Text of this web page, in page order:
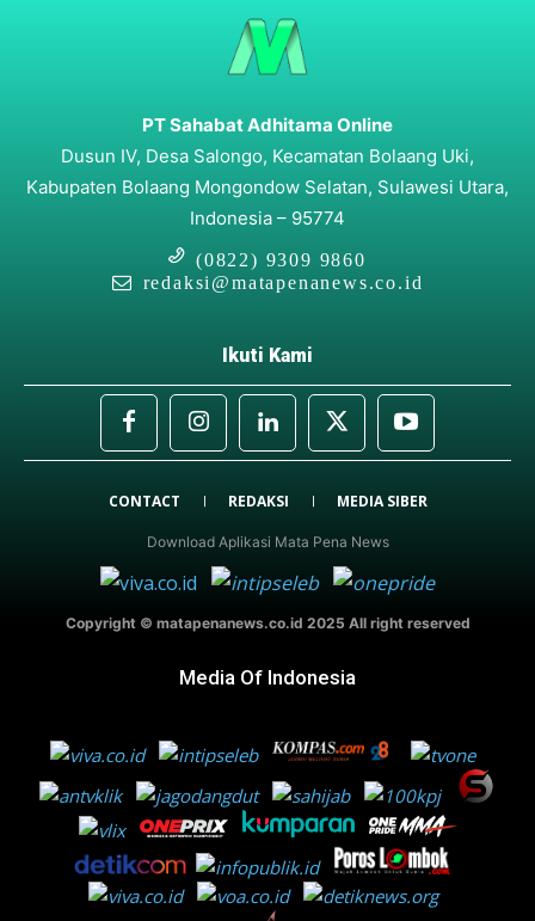
PT Sahabat Adhitama Online
Dusun IV, Desa Salongo, Kecamatan Bolaang Uki,
Kabupaten Bolaang Mongondow Selatan, Sulawesi Utara,
Indonesia – 95774
(0822) 9309 9860
redaksi@matapenanews.co.id
Ikuti Kami
CONTACT REDAKSI MEDIA SIBER
Download Aplikasi Mata Pena News
Copyright © matapenanews.co.id 2025 All right reserved
Media Of Indonesia